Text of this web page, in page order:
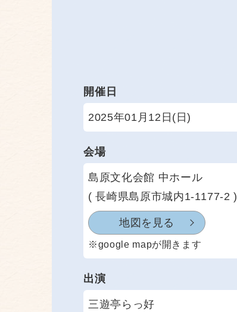
開催日
2025年01月12日(日)
会場
島原文化会館 中ホール
( 長崎県島原市城内1-1177-2 )
地図を見る
※google mapが開きます
出演
三遊亭らっ好